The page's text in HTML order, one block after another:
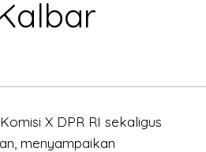
X DPR RI sekaligus
menyampaikan